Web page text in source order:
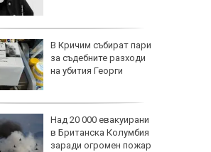
В Кричим събират пари
за съдебните разходи
на убития Георги
Над 20 000 евакуирани
в Британска Колумбия
заради огромен пожар